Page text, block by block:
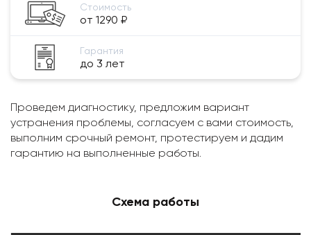
Стоимость
от 1290 ₽
Гарантия
до 3 лет
Проведем диагностику, предложим вариант
устранения проблемы, согласуем с вами стоимость,
выполним срочный ремонт, протестируем и дадим
гарантию на выполненные работы.
Схема работы